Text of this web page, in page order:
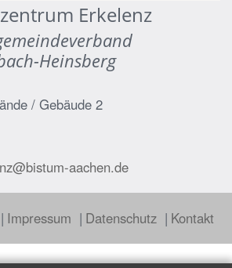
Erkelenz
Heinsberg
/ Gebäude 2
aachen.de
Impressum Datenschutz Kontakt